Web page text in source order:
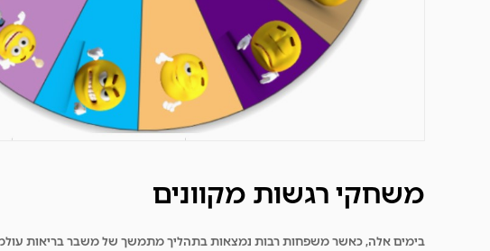
משחקי רגשות מקוונים
בימים אלה, כאשר משפחות רבות נמצאות בתהליך מתמשך של משבר בריאות עולמי